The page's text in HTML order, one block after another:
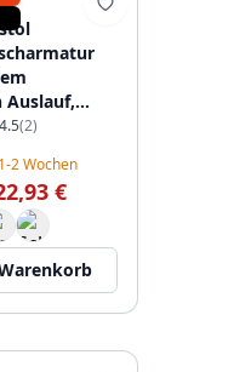
Auslauf,
Kupfer
4.5(2)
2 Wochen
€